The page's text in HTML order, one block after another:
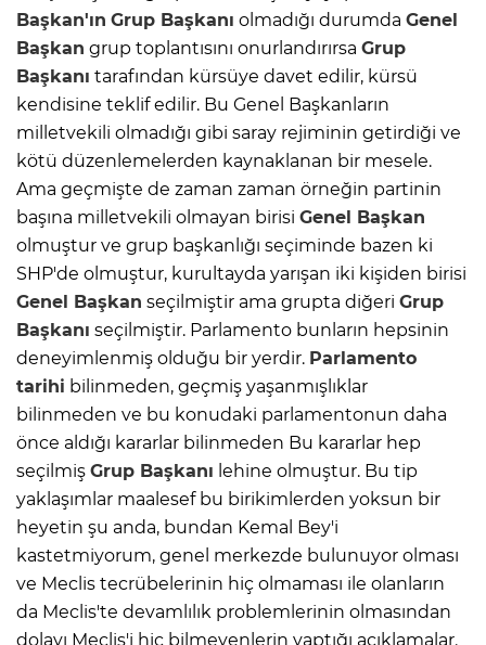
Başkan'ın Grup Başkanı olmadığı durumda Genel
Başkan grup toplantısını onurlandırırsa Grup
Başkanı tarafından kürsüye davet edilir, kürsü
kendisine teklif edilir. Bu Genel Başkanların
milletvekili olmadığı gibi saray rejiminin getirdiği ve
kötü düzenlemelerden kaynaklanan bir mesele.
Ama geçmişte de zaman zaman örneğin partinin
başına milletvekili olmayan birisi Genel Başkan
olmuştur ve grup başkanlığı seçiminde bazen ki
SHP'de olmuştur, kurultayda yarışan iki kişiden birisi
Genel Başkan seçilmiştir ama grupta diğeri Grup
Başkanı seçilmiştir. Parlamento bunların hepsinin
deneyimlenmiş olduğu bir yerdir. Parlamento
tarihi bilinmeden, geçmiş yaşanmışlıklar
bilinmeden ve bu konudaki parlamentonun daha
önce aldığı kararlar bilinmeden Bu kararlar hep
seçilmiş Grup Başkanı lehine olmuştur. Bu tip
yaklaşımlar maalesef bu birikimlerden yoksun bir
heyetin şu anda, bundan Kemal Bey'i
kastetmiyorum, genel merkezde bulunuyor olması
ve Meclis tecrübelerinin hiç olmaması ile olanların
da Meclis'te devamlılık problemlerinin olmasından
dolayı Meclis'i hiç bilmeyenlerin yaptığı açıklamalar.